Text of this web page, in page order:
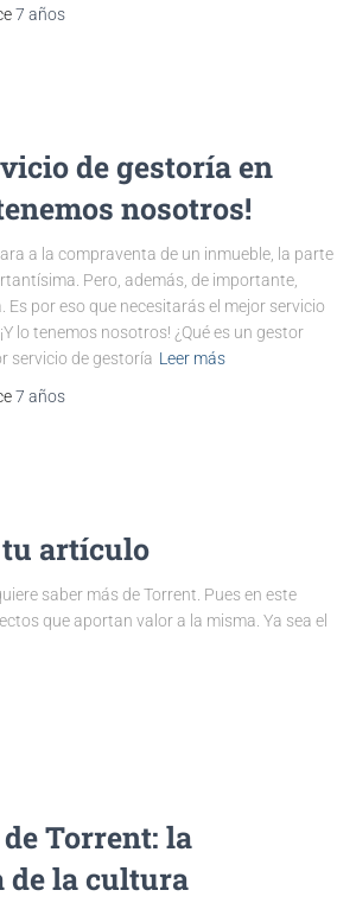
7 años
de gestoría en
nosotros!
a la compraventa de un inmueble, la parte
Pero, además, de importante,
por eso que necesitarás el mejor servicio
lo tenemos nosotros! ¿Qué es un gestor
servicio de gestoría Leer más
7 años
tu artículo
saber más de Torrent. Pues en este
que aportan valor a la misma. Ya sea el
Torrent: la
la cultura